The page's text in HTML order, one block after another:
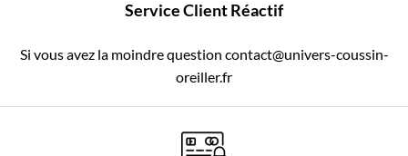
Service Client Réactif
Si vous avez la moindre question contact@univers-coussin-
oreiller.fr